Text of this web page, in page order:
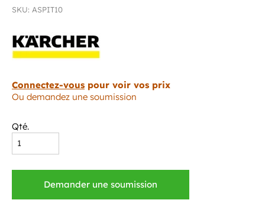
SKU: ASPIT10
Connectez-vous pour voir vos prix
Ou demandez une soumission
Qté.
Demander une soumission